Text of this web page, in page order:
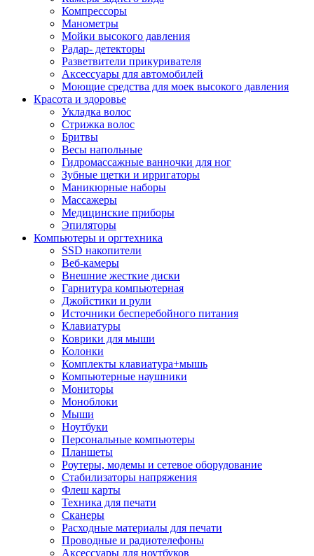
Компрессоры
Манометры
Мойки высокого давления
Радар- детекторы
Разветвители прикуривателя
Аксессуары для автомобилей
Моющие средства для моек высокого давления
Красота и здоровье
Укладка волос
Стрижка волос
Бритвы
Весы напольные
Гидромассажные ванночки для ног
Зубные щетки и ирригаторы
Маникюрные наборы
Массажеры
Медицинские приборы
Эпиляторы
Компьютеры и оргтехника
SSD накопители
Веб-камеры
Внешние жесткие диски
Гарнитура компьютерная
Джойстики и рули
Источники бесперебойного питания
Клавиатуры
Коврики для мыши
Колонки
Комплекты клавиатура+мышь
Компьютерные наушники
Мониторы
Моноблоки
Мыши
Ноутбуки
Персональные компьютеры
Планшеты
Роутеры, модемы и сетевое оборудование
Стабилизаторы напряжения
Флеш карты
Техника для печати
Сканеры
Расходные материалы для печати
Проводные и радиотелефоны
Аксессуары для ноутбуков